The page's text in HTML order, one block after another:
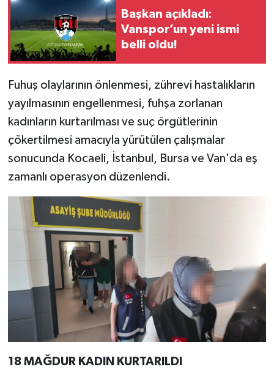
Başkan açıkladı:
Vanspor’un yeni ismi
belli oldu!
Fuhuş olaylarının önlenmesi, zührevi hastalıkların
yayılmasının engellenmesi, fuhşa zorlanan
kadınların kurtarılması ve suç örgütlerinin
çökertilmesi amacıyla yürütülen çalışmalar
sonucunda Kocaeli, İstanbul, Bursa ve Van'da eş
zamanlı operasyon düzenlendi.
18 MAĞDUR KADIN KURTARILDI